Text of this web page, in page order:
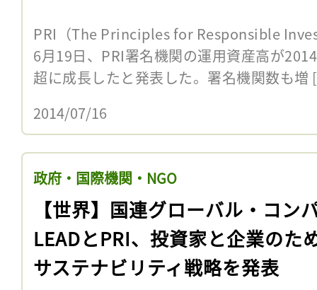
PRI（The Principles for Responsible
6月19日、PRI署名機関の運用資産高が
超に成長したと発表した。署名機関数も
2014/07/16
政府・国際機関・NGO
【世界】国連グローバル・コン
LEADとPRI、投資家と企業のた
サステナビリティ戦略を発表